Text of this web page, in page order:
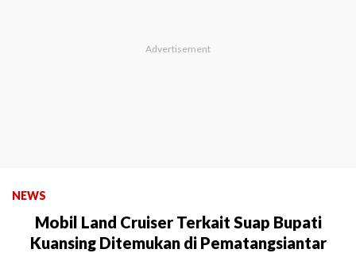
NEWS
Mobil Land Cruiser Terkait Suap Bupati
Kuansing Ditemukan di Pematangsiantar